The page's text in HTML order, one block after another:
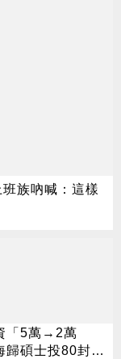
族吶喊：這樣
「5萬→2萬
歸碩士投80封履